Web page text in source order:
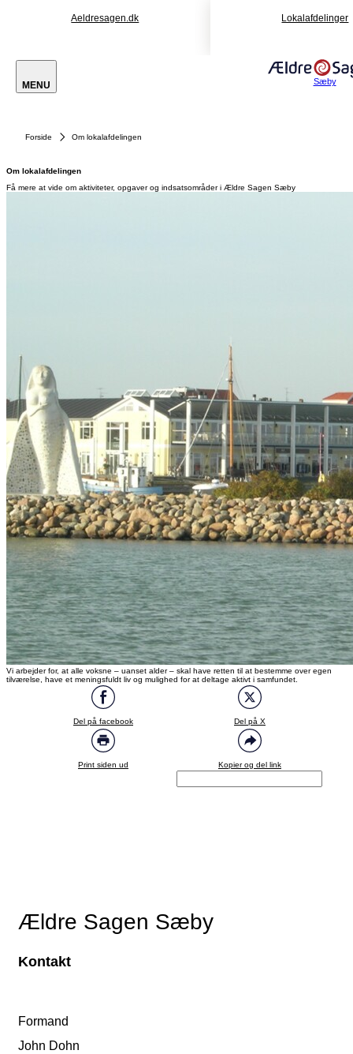
Aeldresagen.dk Lokalafdelinger
MENU Sæby
Forside Om lokalafdelingen
Om lokalafdelingen
Få mere at vide om aktiviteter, opgaver og indsatsområder i Ældre Sagen Sæby
Vi arbejder for, at alle voksne – uanset alder – skal have retten til at bestemme over egen
tilværelse, have et meningsfuldt liv og mulighed for at deltage aktivt i samfundet.
Del på facebook Del på X
Print siden ud Kopier og del link
Ældre Sagen Sæby
Kontakt
Formand
John Dohn